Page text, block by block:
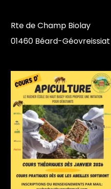
Rte de Champ Biolay
01460 Béard-Géovreissiat